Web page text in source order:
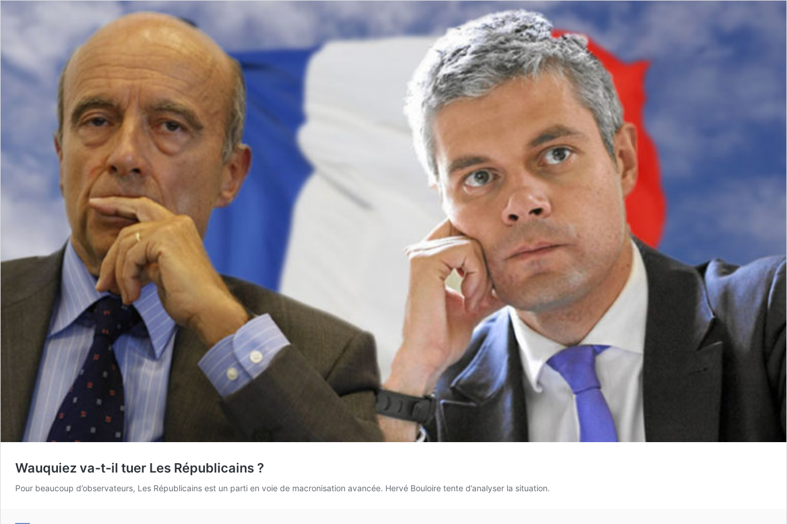
Wauquiez va-t-il tuer Les Républicains ?
Pour beaucoup d’observateurs, Les Républicains est un parti en voie de macronisation avancée. Hervé Bouloire tente d’analyser la situation.